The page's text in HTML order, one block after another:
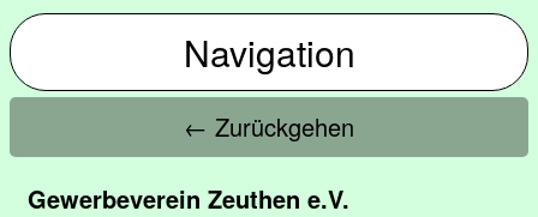
Navigation
← Zurückgehen
Gewerbeverein Zeuthen e.V.